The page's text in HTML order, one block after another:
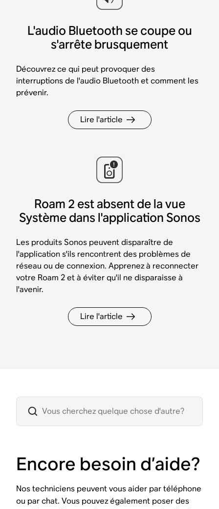
L'audio Bluetooth se coupe ou
s'arrête brusquement
Découvrez ce qui peut provoquer des
interruptions de l'audio Bluetooth et comment les
prévenir.
Lire l'article
Roam 2 est absent de la vue
Système dans l'application Sonos
Les produits Sonos peuvent disparaître de
l'application s'ils rencontrent des problèmes de
réseau ou de connexion. Apprenez à reconnecter
votre Roam 2 et à éviter qu'il ne disparaisse à
l'avenir.
Lire l'article
Encore besoin d’aide?
Nos techniciens peuvent vous aider par téléphone
ou par chat. Vous pouvez également poser des